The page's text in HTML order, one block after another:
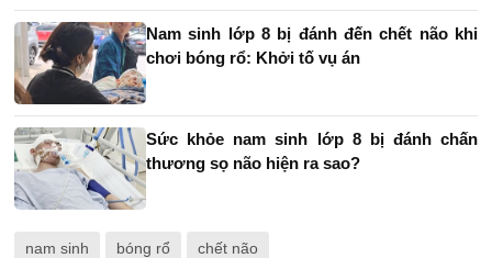
Nam sinh lớp 8 bị đánh đến chết não khi
chơi bóng rổ: Khởi tố vụ án
Sức khỏe nam sinh lớp 8 bị đánh chấn
thương sọ não hiện ra sao?
nam sinh bóng rổ chết não